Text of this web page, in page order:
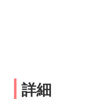
詳細